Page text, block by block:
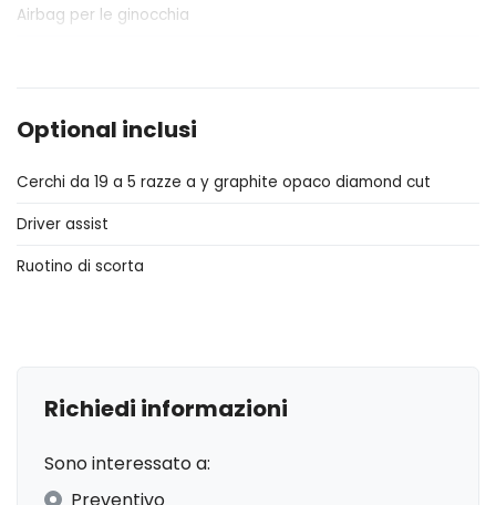
Airbag per le ginocchia
Appoggiatesta posteriori
Assistente al parcheggio
Assistente in discesa
Attacchi Isofix per seggiolini
Optional inclusi
Cerchi da 19 a 5 razze a y graphite opaco diamond cut
Driver assist
Ruotino di scorta
Richiedi informazioni
Sono interessato a:
Preventivo